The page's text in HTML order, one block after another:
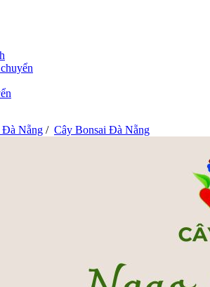
Đà Nẵng / Cây Bonsai Đà Nẵng